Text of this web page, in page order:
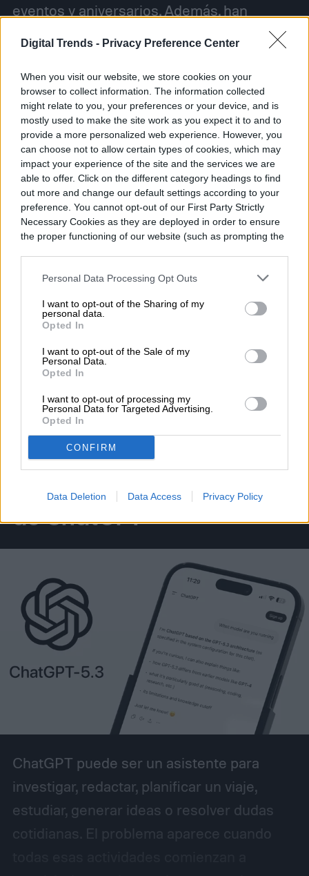
Digital Trends - Privacy Preference Center
When you visit our website, we store cookies on your
browser to collect information. The information collected
might relate to you, your preferences or your device, and is
mostly used to make the site work as you expect it to and to
provide a more personalized web experience. However, you
can choose not to allow certain types of cookies, which may
impact your experience of the site and the services we are
able to offer. Click on the different category headings to find
out more and change our default settings according to your
preference. You cannot opt-out of our First Party Strictly
Necessary Cookies as they are deployed in order to ensure
the proper functioning of our website (such as prompting the
Personal Data Processing Opt Outs
I want to opt-out of the Sharing of my
personal data.
Opted In
I want to opt-out of the Sale of my
Personal Data.
Opted In
I want to opt-out of processing my
Personal Data for Targeted Advertising.
Opted In
CONFIRM
Data Deletion Data Access Privacy Policy
eventos y aniversarios. Además, han
evolucionado en cuanto a complejidad. Del
trabajos de la actualidad sonverdaderos
videojuegoso pequeños cortos animados.
Rodrigo Orellana
Former Digital Trends Contributor
Topics
COMPUTACIÓN
La “Jaula de Pájaro” que
promete ordenar el caos
de ChatGPT
ChatGPT puede ser un asistente para
investigar, redactar, planificar un viaje,
estudiar, generar ideas o resolver dudas
cotidianas. El problema aparece cuando